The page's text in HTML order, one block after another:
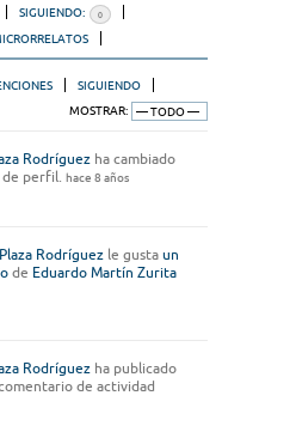
SIGUIENDO: 0
SIGUIENDO
MOSTRAR:
Rodríguez ha cambiado
de perfil. hace 8 años
Rodríguez le gusta un
de Eduardo Martín Zurita
Rodríguez ha publicado
de actividad